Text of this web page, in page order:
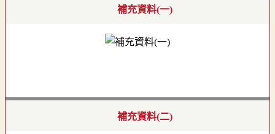
補充資料(一)
補充資料(二)